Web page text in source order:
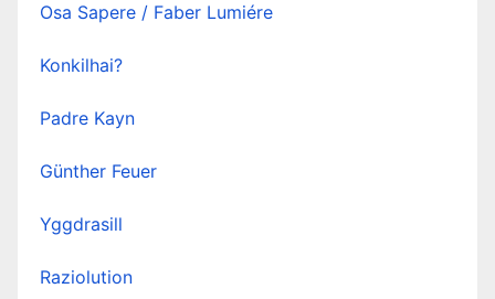
Osa Sapere / Faber Lumiére
Konkilhai?
Padre Kayn
Günther Feuer
Yggdrasill
Raziolution